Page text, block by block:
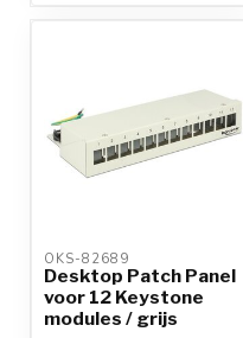
OKS-82689
Desktop Patch Panel
voor 12 Keystone
modules / grijs